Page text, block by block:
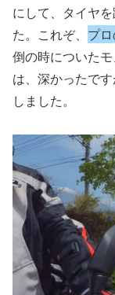
にして、タイヤ
た。これぞ、 プ
倒の時についた
は、深かったで
しました。